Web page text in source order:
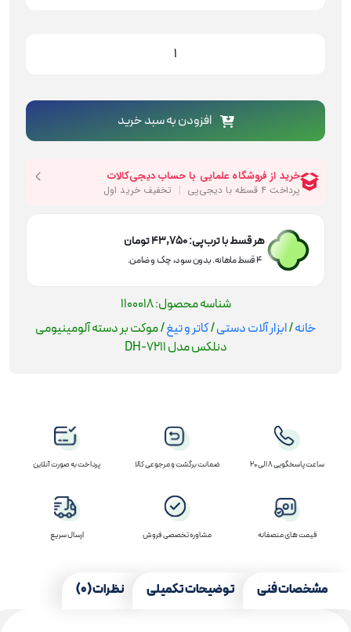
دنلکس
مدل
DH-
عدد
افزودن به سبد خرید
هر قسط با ترب‌پی:43,750تومان
۴ قسط ماهانه. بدون سود، چک و ضامن.
شناسه محصول:1100018
خانه/ابزار آلات دستی/کاتر و تیغ/ موکت بر دسته آلومینیومی
دنلکس مدل DH-7211
ساعت پاسخگویی 8 الی 20 ضمانت برگشت و مرجوعی کالا پرداخت به صورت آنلاین
قیمت های منصفانه مشاوره تخصصی فروش ارسال سریع
مشخصات فنی توضیحات تکمیلی نظرات (0)